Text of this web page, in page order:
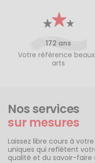
172 ans
Votre référence
arts
Nos services
sur mesures
Laissez libre cours à
uniques qui reflètent
qualité et du savoir-faire